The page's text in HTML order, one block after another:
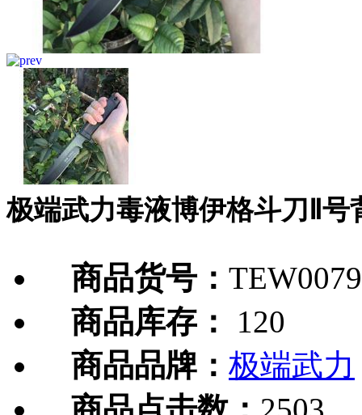
极端武力毒液博伊格斗刀Ⅱ号
商品货号：
商品库存：
120
商品品牌： 极端武力